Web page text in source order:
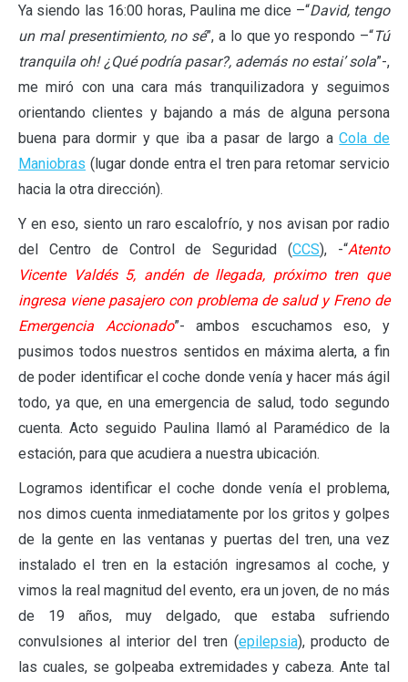
Ya siendo las 16:00 horas, Paulina me dice –“David, tengo
un mal presentimiento, no sé”, a lo que yo respondo –“Tú
tranquila oh! ¿Qué podría pasar?, además no estai’ sola”-,
me miró con una cara más tranquilizadora y seguimos
orientando clientes y bajando a más de alguna persona
buena para dormir y que iba a pasar de largo aCola de
Maniobras (lugar donde entra el tren para retomar servicio
hacia la otra dirección).
Y en eso, siento un raro escalofrío, y nos avisan por radio
del Centro de Control de Seguridad (CCS), -“Atento
Vicente Valdés 5, andén de llegada, próximo tren que
ingresa viene pasajero con problema de salud y Freno de
Emergencia Accionado”- ambos escuchamos eso, y
pusimos todos nuestros sentidos en máxima alerta, a fin
de poder identificar el coche donde venía y hacer más ágil
todo, ya que, en una emergencia de salud, todo segundo
cuenta. Acto seguido Paulina llamó al Paramédico de la
estación, para que acudiera a nuestra ubicación.
Logramos identificar el coche donde venía el problema,
nos dimos cuenta inmediatamente por los gritos y golpes
de la gente en las ventanas y puertas del tren, una vez
instalado el tren en la estación ingresamos al coche, y
vimos la real magnitud del evento, era un joven, de no más
de 19 años, muy delgado, que estaba sufriendo
convulsiones al interior del tren (epilepsia), producto de
las cuales, se golpeaba extremidades y cabeza. Ante tal